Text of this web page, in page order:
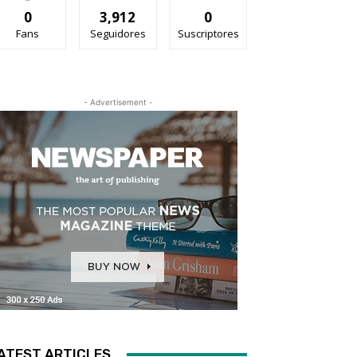
0
Fans
3,912
Seguidores
0
Suscriptores
- Advertisement -